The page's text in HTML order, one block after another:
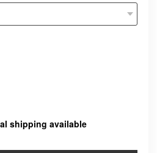
shipping available